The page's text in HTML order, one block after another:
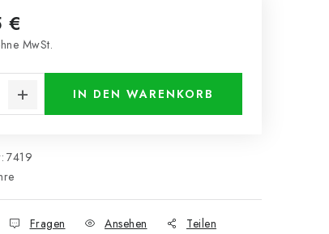
€
MwSt.
IN DEN WARENKORB
7419
Fragen Ansehen Teilen